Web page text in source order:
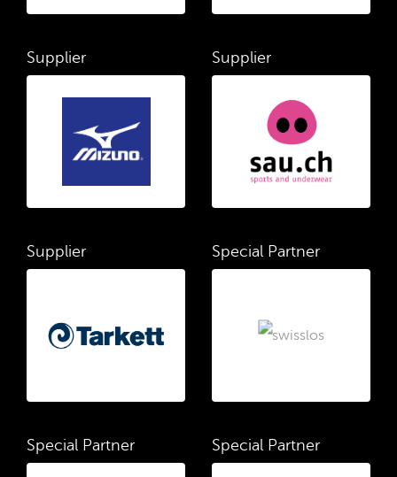
Supplier Supplier
Supplier Special Partner
Special Partner Special Partner